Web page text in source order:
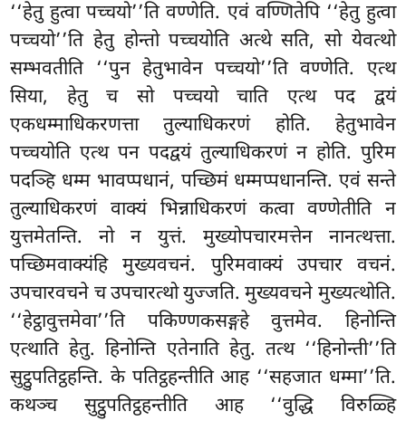
‘‘हेतु हुत्वा पच्चयो’’ति वण्णेति. एवं वण्णितेपि ‘‘हेतु हुत्वा
पच्चयो’’ति हेतु होन्तो पच्चयोति अत्थे सति, सो येवत्थो
सम्भवतीति ‘‘पुन हेतुभावेन पच्चयो’’ति वण्णेति. एत्थ
सिया, हेतु च सो पच्चयो चाति एत्थ पद द्वयं
एकधम्माधिकरणत्ता तुल्याधिकरणं होति. हेतुभावेन
पच्चयोति एत्थ पन पदद्वयं तुल्याधिकरणं न होति. पुरिम
पदञ्हि धम्म भावप्पधानं, पच्छिमं धम्मप्पधानन्ति. एवं सन्ते
तुल्याधिकरणं वाक्यं भिन्नाधिकरणं कत्वा वण्णेतीति न
युत्तमेतन्ति. नो न युत्तं. मुख्योपचारमत्तेन नानत्थत्ता.
पच्छिमवाक्यंहि मुख्यवचनं. पुरिमवाक्यं उपचार वचनं.
उपचारवचने च उपचारत्थो युज्जति. मुख्यवचने मुख्यत्थोति.
‘‘हेट्ठावुत्तमेवा’’ति पकिण्णकसङ्गहे वुत्तमेव. हिनोन्ति
एत्थाति हेतु. हिनोन्ति एतेनाति हेतु. तत्थ ‘‘हिनोन्ती’’ति
सुट्ठुपतिट्ठहन्ति. के पतिट्ठहन्तीति आह ‘‘सहजात धम्मा’’ति.
कथञ्च सुट्ठुपतिट्ठहन्तीति आह ‘‘वुद्धि विरुळ्हि